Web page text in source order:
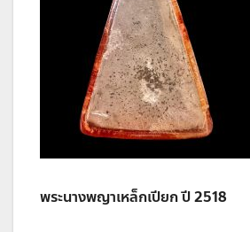
พระนางพญาเหล็กเปียก ปี 2518